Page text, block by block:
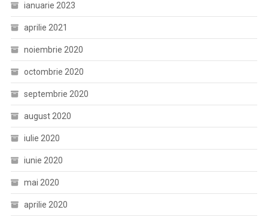
ianuarie 2023
aprilie 2021
noiembrie 2020
octombrie 2020
septembrie 2020
august 2020
iulie 2020
iunie 2020
mai 2020
aprilie 2020